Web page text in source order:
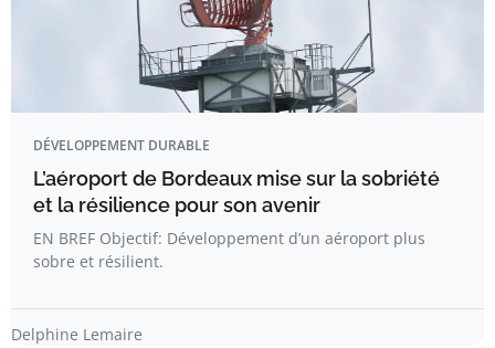
DÉVELOPPEMENT DURABLE
L’aéroport de Bordeaux mise sur la sobriété
et la résilience pour son avenir
EN BREF Objectif: Développement d’un aéroport plus
sobre et résilient.
Delphine Lemaire